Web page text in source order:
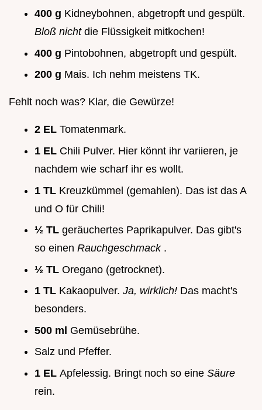
400 g Kidneybohnen, abgetropft und gespült.
Bloß nicht die Flüssigkeit mitkochen!
400 g Pintobohnen, abgetropft und gespült.
200 g Mais. Ich nehm meistens TK.
Fehlt noch was? Klar, die Gewürze!
2 EL Tomatenmark.
1 EL Chili Pulver. Hier könnt ihr variieren, je
nachdem wie scharf ihr es wollt.
1 TL Kreuzkümmel (gemahlen). Das ist das A
und O für Chili!
½ TL geräuchertes Paprikapulver. Das gibt's
so einen Rauchgeschmack .
½ TL Oregano (getrocknet).
1 TL Kakaopulver. Ja, wirklich! Das macht's
besonders.
500 ml Gemüsebrühe.
Salz und Pfeffer.
1 EL Apfelessig. Bringt noch so eine Säure
rein.